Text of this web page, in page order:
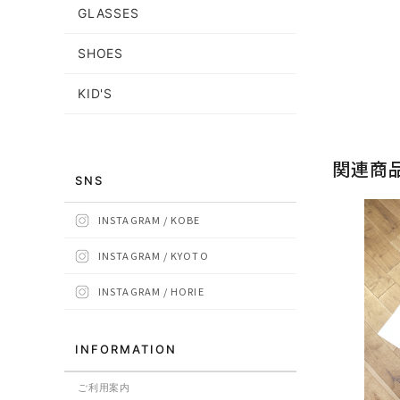
関連商
GLASSES
SHOES
KID'S
SNS
INSTAGRAM / KOBE
INSTAGRAM / KYOTO
INSTAGRAM / HORIE
INFORMATION
ご利用案内